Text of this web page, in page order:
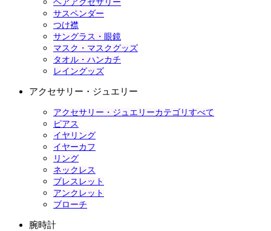
ヘアアクセサリー
サスペンダー
つけ襟
サングラス・眼鏡
マスク・マスクグッズ
タオル・ハンカチ
レイングッズ
アクセサリー・ジュエリー
アクセサリー・ジュエリーカテゴリすべて
ピアス
イヤリング
イヤーカフ
リング
ネックレス
ブレスレット
アンクレット
ブローチ
腕時計